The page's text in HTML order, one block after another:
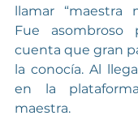
llamar “maestra
Fue asombroso
cuenta que gran
la conocía. Al
en la
maestra.